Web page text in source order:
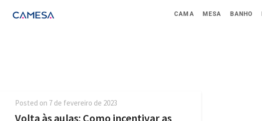
CAMA MESA BANHO
Posted on 7 de fevereiro de 2023
Volta às aulas: Como incentivar as